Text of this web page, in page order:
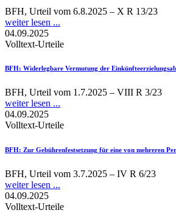
BFH, Urteil vom 6.8.2025 – X R 13/23
weiter lesen ...
04.09.2025
Volltext-Urteile
BFH: Widerlegbare Vermutung der
BFH, Urteil vom 1.7.2025 – VIII R 3/23
weiter lesen ...
04.09.2025
Volltext-Urteile
BFH: Zur Gebührenfestsetzung für eine von mehreren
BFH, Urteil vom 3.7.2025 – IV R 6/23
weiter lesen ...
04.09.2025
Volltext-Urteile